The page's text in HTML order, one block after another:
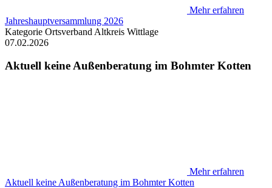
Mehr erfahren
Jahreshauptversammlung 2026
Kategorie Ortsverband Altkreis Wittlage
07.02.2026
Aktuell keine Außenberatung im Bohmter Kotten
Mehr erfahren
Aktuell keine Außenberatung im Bohmter Kotten